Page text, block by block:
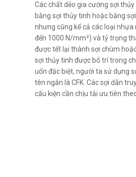
Các chất dẻo gia cường sợi
bằng sợi thủy tinh hoặc bằng
nhưng cũng kể cả các loại
đến 1000 N/mm²) và tỷ trọng
được tết lại thành sợi chùm
sợi thủy tinh được bố trí trong
uốn đặc biệt, người ta sử dụng
tên ngắn là CFK. Các sợi dẫn
cấu kiện cần chịu tải ưu tiên